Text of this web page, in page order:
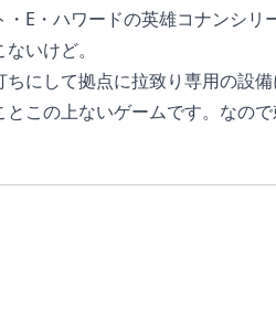
E・ハワードの英雄コナンシ
いけど。
ちにして拠点に拉致り専用の設
この上ないゲームです。なの